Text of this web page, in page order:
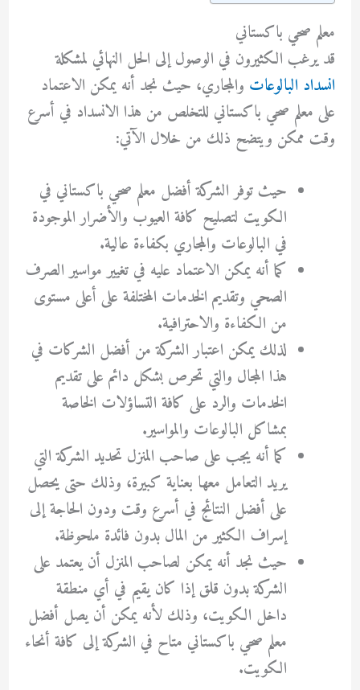
معلم صحي باكستاني
قد يرغب الكثيرون في الوصول إلى الحل النهائي لمشكلة
انسداد البالوعات والمجاري، حيث نجد أنه يمكن الاعتماد
على معلم صحي باكستاني للتخلص من هذا الانسداد في أسرع
وقت ممكن ويتضح ذلك من خلال الآتي:
حيث توفر الشركة أفضل معلم صحي باكستاني في
الكويت لتصليح كافة العيوب والأضرار الموجودة
في البالوعات والمجاري بكفاءة عالية.
كما أنه يمكن الاعتماد عليه في تغيير مواسير الصرف
الصحي وتقديم الخدمات المختلفة على أعلى مستوى
من الكفاءة والاحترافية.
لذلك يمكن اعتبار الشركة من أفضل الشركات في
هذا المجال والتي تحرص بشكل دائم على تقديم
الخدمات والرد على كافة التساؤلات الخاصة
بمشاكل البالوعات والمواسير.
كما أنه يجب على صاحب المنزل تحديد الشركة التي
يريد التعامل معها بعناية كبيرة، وذلك حتى يحصل
على أفضل النتائج في أسرع وقت ودون الحاجة إلى
إسراف الكثير من المال بدون فائدة ملحوظة.
حيث نجد أنه يمكن لصاحب المنزل أن يعتمد على
الشركة بدون قلق إذا كان يقيم في أي منطقة
داخل الكويت، وذلك لأنه يمكن أن يصل أفضل
معلم صحي باكستاني متاح في الشركة إلى كافة أنحاء
الكويت.